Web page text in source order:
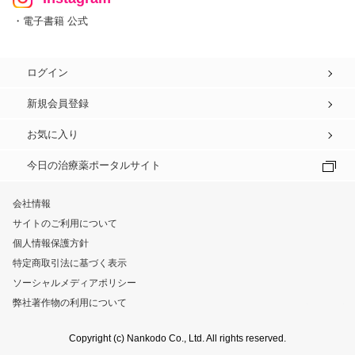
・電子書籍 公式
ログイン
新規会員登録
お気に入り
今日の治療薬ポータルサイト
会社情報
サイトのご利用について
個人情報保護方針
特定商取引法に基づく表示
ソーシャルメディアポリシー
弊社著作物の利用について
Copyright (c) Nankodo Co., Ltd. All rights reserved.